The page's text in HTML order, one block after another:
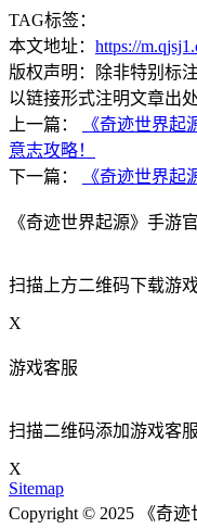
TAG标签：
本文地址： https://
版权声明：除非特别标
以链接形式注明文章出处
上一篇：
《奇迹世界
意志攻略！
下一篇：
《奇迹世界起
《奇迹世界起源》手游
扫描上方二维码下载游
X
游戏客服
扫描二维码添加游戏客服
X
Sitemap
Copyright © 2025 《奇